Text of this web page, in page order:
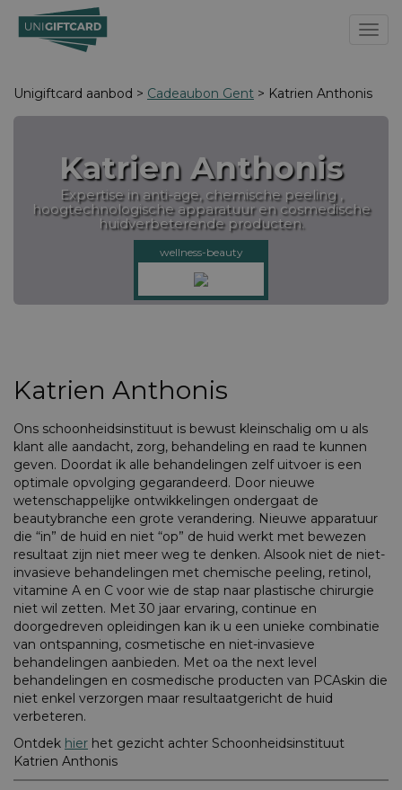
Unigiftcard aanbod > Cadeaubon Gent > Katrien Anthonis
Katrien Anthonis
Expertise in anti-age, chemische peeling ,
hoogtechnologische apparatuur en cosmedische
huidverbeterende producten.
wellness-beauty
Katrien Anthonis
Ons schoonheidsinstituut is bewust kleinschalig om u als
klant alle aandacht, zorg, behandeling en raad te kunnen
geven. Doordat ik alle behandelingen zelf uitvoer is een
optimale opvolging gegarandeerd. Door nieuwe
wetenschappelijke ontwikkelingen ondergaat de
beautybranche een grote verandering. Nieuwe apparatuur
die “in” de huid en niet “op” de huid werkt met bewezen
resultaat zijn niet meer weg te denken. Alsook niet de niet-
invasieve behandelingen met chemische peeling, retinol,
vitamine A en C voor wie de stap naar plastische chirurgie
niet wil zetten. Met 30 jaar ervaring, continue en
doorgedreven opleidingen kan ik u een unieke combinatie
van ontspanning, cosmetische en niet-invasieve
behandelingen aanbieden. Met oa the next level
behandelingen en cosmedische producten van PCAskin die
niet enkel verzorgen maar resultaatgericht de huid
verbeteren.
Ontdek hier het gezicht achter Schoonheidsinstituut
Katrien Anthonis